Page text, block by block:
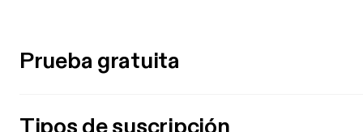
Prueba gratuita